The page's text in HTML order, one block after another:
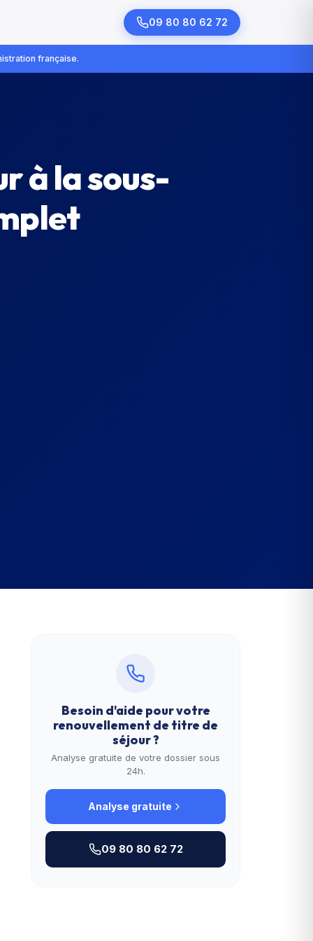
09 80 80 62 72
française.
à la sous-
Besoin d'aide pour votre
renouvellement de titre de
séjour?
Analyse gratuite de votre dossier sous
24h.
Analyse gratuite
09 80 80 62 72